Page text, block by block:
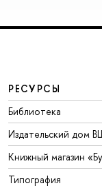
РЕСУРСЫ
Библиотека
Издательский дом
Книжный магазин
Типография